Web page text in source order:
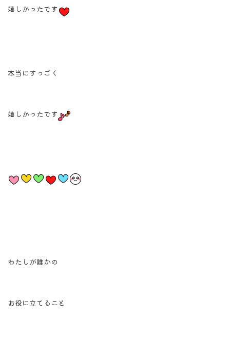
嬉しかったです
本当にすっごく
嬉しかったです
わたしが誰かの
お役に立てること